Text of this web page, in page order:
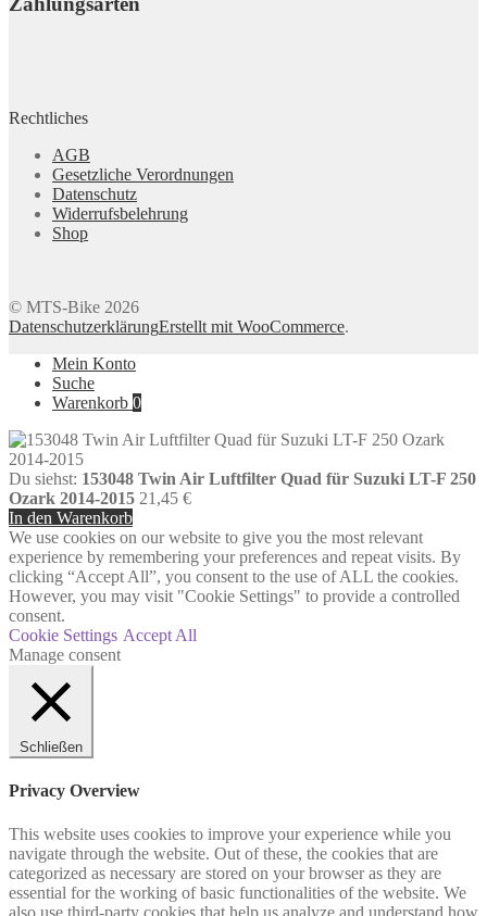
Rechtliches
AGB
Gesetzliche Verordnungen
Datenschutz
Widerrufsbelehrung
Shop
© MTS-Bike 2026
DatenschutzerklärungErstellt mit WooCommerce.
Mein Konto
Suche
Warenkorb 0
Du siehst: 153048 Twin Air Luftfilter Quad für Suzuki LT-F 250
Ozark 2014-2015 21,45 €
In den Warenkorb
We use cookies on our website to give you the most relevant
experience by remembering your preferences and repeat visits. By
clicking “Accept All”, you consent to the use of ALL the cookies.
However, you may visit "Cookie Settings" to provide a controlled
consent.
Cookie Settings Accept All
Manage consent
Schließen
Privacy Overview
This website uses cookies to improve your experience while you
navigate through the website. Out of these, the cookies that are
categorized as necessary are stored on your browser as they are
essential for the working of basic functionalities of the website. We
also use third-party cookies that help us analyze and understand how